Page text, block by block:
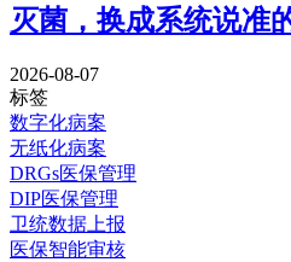
灭菌，换成系统说准
2026-08-07
标签
数字化病案
无纸化病案
DRGs医保管理
DIP医保管理
卫统数据上报
医保智能审核